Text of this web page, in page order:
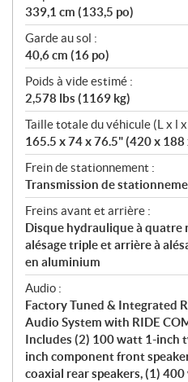
339,1 cm (133,5 po)
Garde au sol :
40,6 cm (16 po)
Poids à vide estimé :
2,578 lbs (1169 kg)
Taille totale du véhicule (L x l x
165.5 x 74 x 76.5" (420 x 188
Frein de stationnement :
Transmission de
Freins avant et arrière :
Disque hydraulique à quatre
alésage triple et arrière à
en aluminium
Audio :
Factory Tuned & Integrated
Audio System with RIDE
Includes (2) 100 watt 1-inch
inch component front
coaxial rear speakers, (1)